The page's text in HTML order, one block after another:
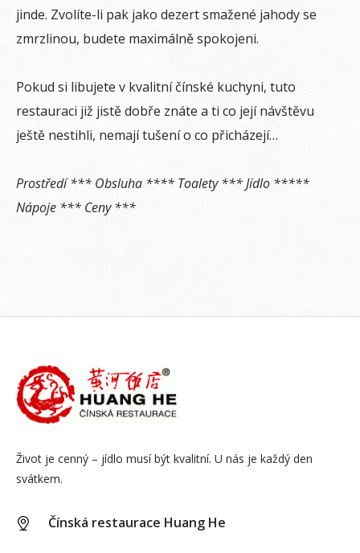
jinde. Zvolíte-li pak jako dezert smažené jahody se
zmrzlinou, budete maximálně spokojeni.
Pokud si libujete v kvalitní čínské kuchyni, tuto
restauraci již jistě dobře znáte a ti co její návštěvu
ještě nestihli, nemají tušení o co přicházejí…
Prostředí *** Obsluha **** Toalety *** Jídlo *****
Nápoje *** Ceny ***
Život je cenný – jídlo musí být kvalitní. U nás je každý den
svátkem.
Čínská restaurace Huang He